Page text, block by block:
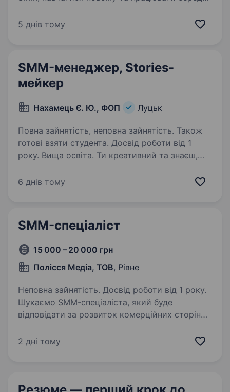
помічником! Що ти будеш робити у нас:
5 днів тому
SMM-менеджер, Stories-
мейкер
Нахамець Є. Ю., ФОП Луцьк
Повна зайнятість, неповна зайнятість. Також
готові взяти студента. Досвід роботи від 1
року. Вища освіта. Ти креативний та знаєш,
працювати з потужними брендами у крутій
зростання?…
6 днів тому
SMM-спеціаліст
15 000 – 20 000 грн
Полісся Медіа, ТОВ, Рівне
Неповна зайнятість. Досвід роботи від 1 року.
Шукаємо SMM-спеціаліста, який буде
відповідати за розвиток комерційних сторінок
Instagram, TikTok та Facebook. Обов’язки: 1.
2 дні тому